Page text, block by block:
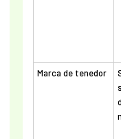
Marca de tenedor